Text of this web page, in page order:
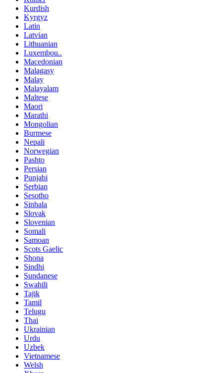
Kurdish
Kyrgyz
Latin
Latvian
Lithuanian
Luxembou..
Macedonian
Malagasy
Malay
Malayalam
Maltese
Maori
Marathi
Mongolian
Burmese
Nepali
Norwegian
Pashto
Persian
Punjabi
Serbian
Sesotho
Sinhala
Slovak
Slovenian
Somali
Samoan
Scots Gaelic
Shona
Sindhi
Sundanese
Swahili
Tajik
Tamil
Telugu
Thai
Ukrainian
Urdu
Uzbek
Vietnamese
Welsh